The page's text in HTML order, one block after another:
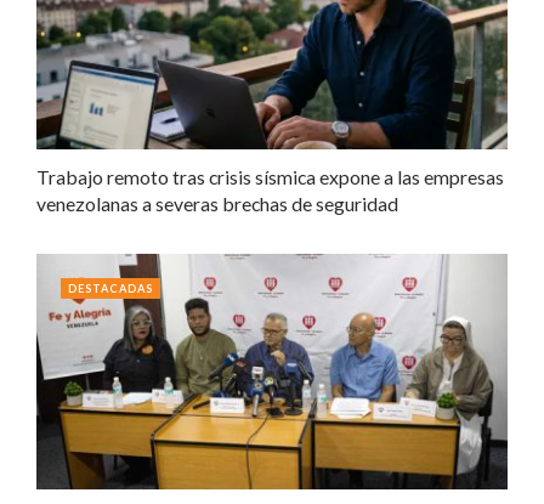
Trabajo remoto tras crisis sísmica expone a las empresas
venezolanas a severas brechas de seguridad
DESTACADAS